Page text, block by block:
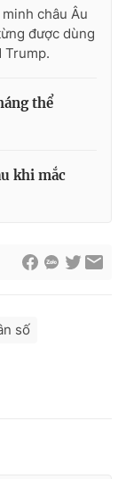
phát hành lại
châu Âu
được dùng
Trump.
thể
khi mắc
số